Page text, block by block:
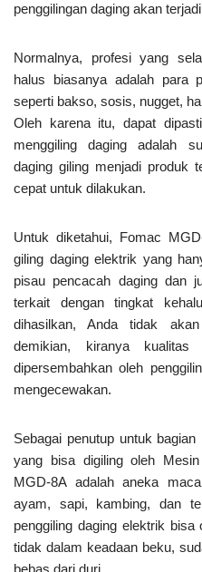
penggilingan daging akan
Normalnya, profesi yang
halus biasanya adalah para
seperti bakso, sosis, nugget,
Oleh karena itu, dapat
menggiling daging adalah
daging giling menjadi produk
cepat untuk dilakukan.
Untuk diketahui, Fomac
giling daging elektrik yang
pisau pencacah daging dan
terkait dengan tingkat
dihasilkan, Anda tidak
demikian, kiranya
dipersembahkan oleh
mengecewakan.
Sebagai penutup untuk
yang bisa digiling oleh
MGD-8A adalah aneka
ayam, sapi, kambing, dan
penggiling daging elektrik
tidak dalam keadaan beku,
bebas dari duri.